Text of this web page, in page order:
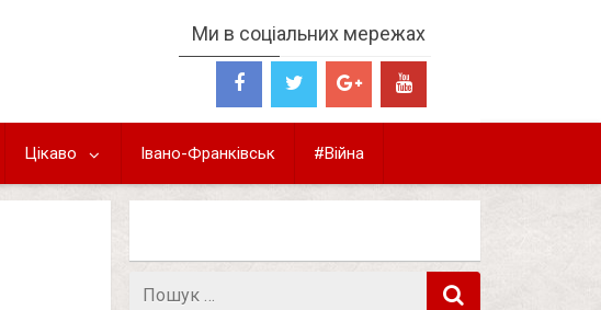
Ми в соціальних мережах
Цікаво Івано-Франківськ #Війна